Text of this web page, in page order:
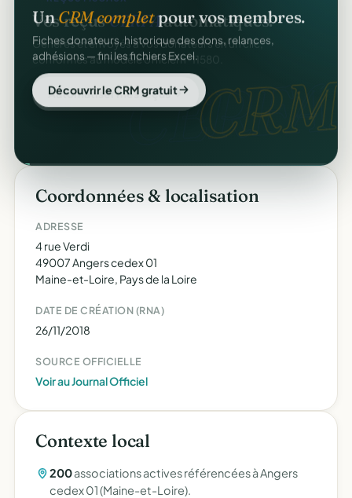
CRM.
UnCRM completpour vos membres.
Fiches donateurs, historique des dons, relances,
adhésions — fini les fichiers Excel.
Découvrir le CRM gratuit
Coordonnées & localisation
ADRESSE
4 rue Verdi
49007 Angers cedex 01
Maine-et-Loire, Pays de la Loire
DATE DE CRÉATION (RNA)
26/11/2018
SOURCE OFFICIELLE
Voir au Journal Officiel
Contexte local
200associations actives référencées à Angers
cedex 01 (Maine-et-Loire).